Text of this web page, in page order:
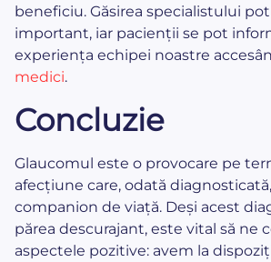
beneficiu. Găsirea specialistului
important, iar pacienții se pot
experiența echipei noastre
medici.
Concluzie
Glaucomul este o provocare pe
afecțiune care, odată
companion de viață. Deși acest
părea descurajant, este vital să ne
aspectele pozitive: avem la